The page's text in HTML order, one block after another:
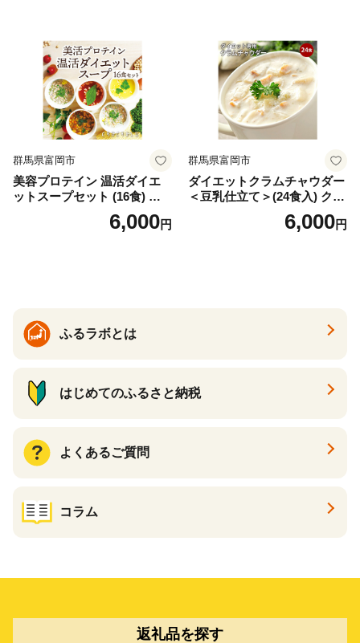
ロン [AIEN005]
群馬県富岡市
美容プロテイン 温活ダイエ
ットスープセット (16食) 小
分け スープ 食べ比べ セット
詰合せ クラムチャウダー チ
6,000円
群馬県富岡市
ダイエットクラムチャウダー
＜豆乳仕立て＞(24食入) クラ
ムチャウダー 豆乳 ダイエッ
ト スープ プロテイン たんぱ
6,000円
ふるラボとは
はじめてのふるさと納税
よくあるご質問
コラム
返礼品を探す